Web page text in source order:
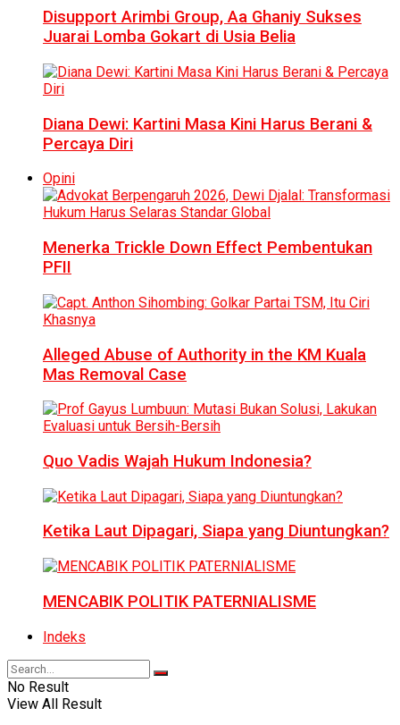
Disupport Arimbi Group, Aa Ghaniy Sukses
Juarai Lomba Gokart di Usia Belia
Diana Dewi: Kartini Masa Kini Harus Berani &
Percaya Diri
Opini
Menerka Trickle Down Effect Pembentukan
PFII
Alleged Abuse of Authority in the KM Kuala
Mas Removal Case
Quo Vadis Wajah Hukum Indonesia?
Ketika Laut Dipagari, Siapa yang Diuntungkan?
MENCABIK POLITIK PATERNIALISME
Indeks
No Result
View All Result